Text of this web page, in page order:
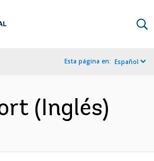
Esta página en: Español
(Inglés)